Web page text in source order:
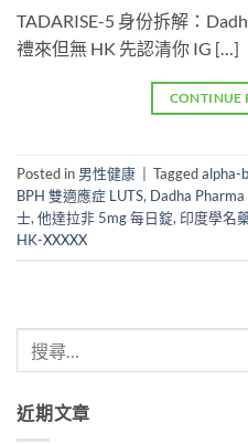
TADARISE-5 身份拆解：
禮來但無 HK 先認清你 IG […]
CONTINUE
Posted in 男性健康 Taggedalpha-
BPH 雙適應症 LUTS, Dadha
士,他達拉非 5mg 每日錠,印度學名
HK-XXXXX
近期文章